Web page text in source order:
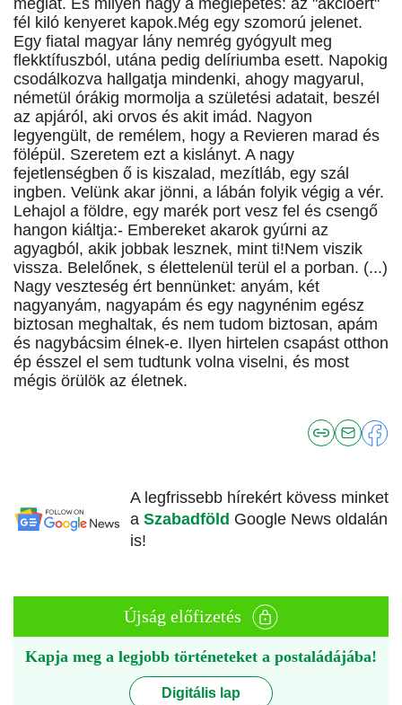
meglát. És milyen nagy a meglepetés: az "akcióért"
fél kiló kenyeret kapok.Még egy szomorú jelenet.
Egy fiatal magyar lány nemrég gyógyult meg
flekktífuszból, utána pedig delíriumba esett. Napokig
csodálkozva hallgatja mindenki, ahogy magyarul,
németül órákig mormolja a születési adatait, beszél
az apjáról, aki orvos és akit imád. Nagyon
legyengült, de remélem, hogy a Revieren marad és
fölépül. Szeretem ezt a kislányt. A nagy
fejetlenségben ő is kiszalad, mezítláb, egy szál
ingben. Velünk akar jönni, a lábán folyik végig a vér.
Lehajol a földre, egy marék port vesz fel és csengő
hangon kiáltja:- Embereket akarok gyúrni az
agyagból, akik jobbak lesznek, mint ti!Nem viszik
vissza. Belelőnek, s élettelenül terül el a porban. (...)
Nagy veszteség ért bennünket: anyám, két
nagyanyám, nagyapám és egy nagynénim egész
biztosan meghaltak, és nem tudom biztosan, apám
és nagybácsim élnek-e. Ilyen hirtelen csapást otthon
ép ésszel el sem tudtunk volna viselni, és most
mégis örülök az életnek.
A legfrissebb hírekért kövess minket
a Szabadföld Google News oldalán
is!
Újság előfizetés
Kapja meg a legjobb történeteket a postaládájába!
Digitális lap